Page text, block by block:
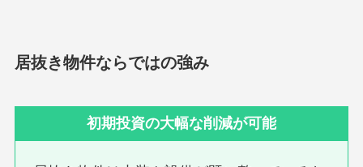
居抜き物件ならではの強み
初期投資の大幅な削減が可能